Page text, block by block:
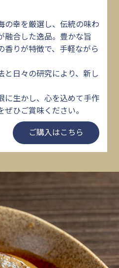
の幸を厳選し、伝統の味わ
融合した逸品。豊かな旨
香りが特徴で、手軽ながら
と日々の研究により、新し
に生かし、心を込めて手作
ひご賞味ください。
ご購入はこちら